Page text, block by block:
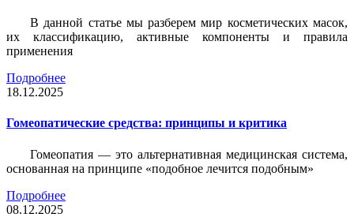
В данной статье мы разберем мир косметических масок,
их классификацию, активные компоненты и правила
применения
Подробнее
18.12.2025
Гомеопатические средства: принципы и критика
Гомеопатия — это альтернативная медицинская система,
основанная на принципе «подобное лечится подобным»
Подробнее
08.12.2025